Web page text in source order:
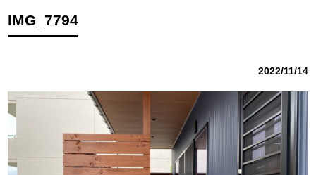
IMG_7794
2022/11/14